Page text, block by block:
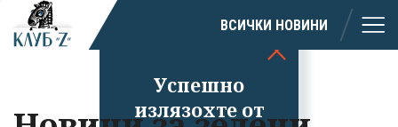
Успешно
излязохте от
ВСИЧКИ НОВИНИ